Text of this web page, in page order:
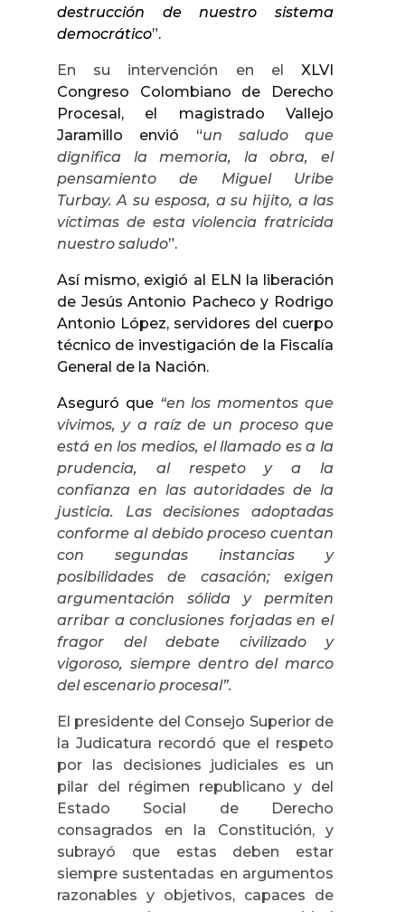
destrucción de nuestro sistema
democrático”.
En su intervención en el XLVI
Congreso Colombiano de Derecho
Procesal, el magistrado Vallejo
Jaramillo envió “un saludo que
dignifica la memoria, la obra, el
pensamiento de Miguel Uribe
Turbay. A su esposa, a su hijito, a las
víctimas de esta violencia fratricida
nuestro saludo”.
Así mismo, exigió al ELN la liberación
de Jesús Antonio Pacheco y Rodrigo
Antonio López, servidores del cuerpo
técnico de investigación de la Fiscalía
General de la Nación.
Aseguró que “en los momentos que
vivimos, y a raíz de un proceso que
está en los medios, el llamado es a la
prudencia, al respeto y a la
confianza en las autoridades de la
justicia. Las decisiones adoptadas
conforme al debido proceso cuentan
con segundas instancias y
posibilidades de casación; exigen
argumentación sólida y permiten
arribar a conclusiones forjadas en el
fragor del debate civilizado y
vigoroso, siempre dentro del marco
del escenario procesal”.
El presidente del Consejo Superior de
la Judicatura recordó que el respeto
por las decisiones judiciales es un
pilar del régimen republicano y del
Estado Social de Derecho
consagrados en la Constitución, y
subrayó que estas deben estar
siempre sustentadas en argumentos
razonables y objetivos, capaces de